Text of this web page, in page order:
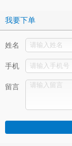
我要下单
姓名
手机
留言